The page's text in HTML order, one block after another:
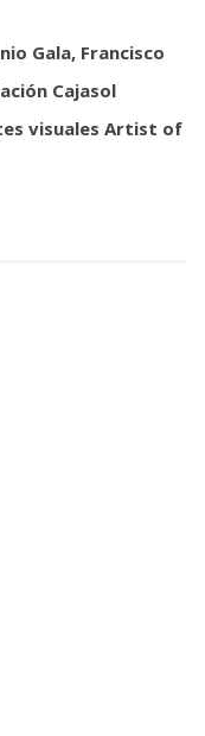
Gala, Francisco
Cajasol
visuales Artist of